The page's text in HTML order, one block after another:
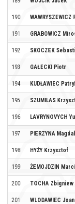
190
191 GRABOWICZ
192 SKOCZEK
193 GAŁECKI Piotr
194 KUDŁAWIEC
195 SZUMILAS
196 LAVRYNOVYCH
197 PIERZYNA
198 HYŻY Krzysztof
199 ŻEMOJDZIN
200 TOCHA Zbigniew
201 WLODAWIEC